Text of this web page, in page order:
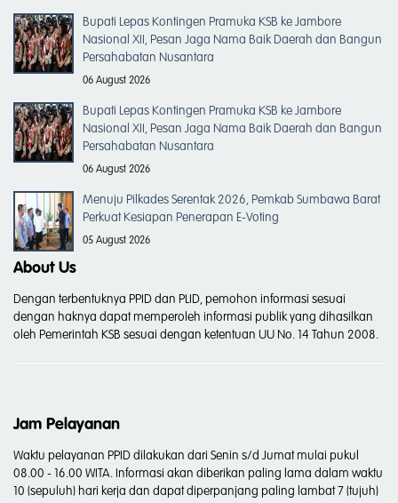
Bupati Lepas Kontingen Pramuka KSB ke Jambore
Nasional XII, Pesan Jaga Nama Baik Daerah dan Bangun
Persahabatan Nusantara
06 August 2026
Bupati Lepas Kontingen Pramuka KSB ke Jambore
Nasional XII, Pesan Jaga Nama Baik Daerah dan Bangun
Persahabatan Nusantara
06 August 2026
Menuju Pilkades Serentak 2026, Pemkab Sumbawa Barat
Perkuat Kesiapan Penerapan E-Voting
05 August 2026
About Us
Dengan terbentuknya PPID dan PLID, pemohon informasi sesuai
dengan haknya dapat memperoleh informasi publik yang dihasilkan
oleh Pemerintah KSB sesuai dengan ketentuan UU No. 14 Tahun 2008.
Jam Pelayanan
Waktu pelayanan PPID dilakukan dari Senin s/d Jumat mulai pukul
08.00 - 16.00 WITA. Informasi akan diberikan paling lama dalam waktu
10 (sepuluh) hari kerja dan dapat diperpanjang paling lambat 7 (tujuh)